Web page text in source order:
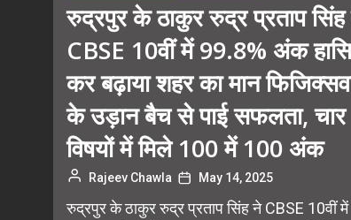
रुद्रपुर के ठाकुर रुद्र प्रताप
CBSE 10वीं में 99.8% अंक
कर बढ़ाया शहर का मान
के उड़ान बैच से पाई सफलता, चार
विषयों में मिले 100 में 100 अंक
Rajeev Chawla May 14, 2025
रुद्रपुर के ठाकुर रुद्र प्रताप सिंह ने CBSE 10वीं में